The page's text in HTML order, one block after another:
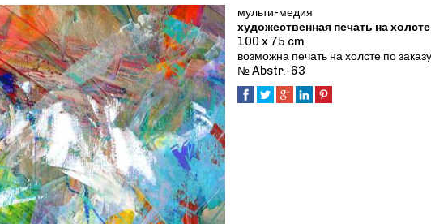
мульти-медия
художественная печать на холсте
100 x 75 cm
возможна печать на холсте по заказу
№ Abstr.-63